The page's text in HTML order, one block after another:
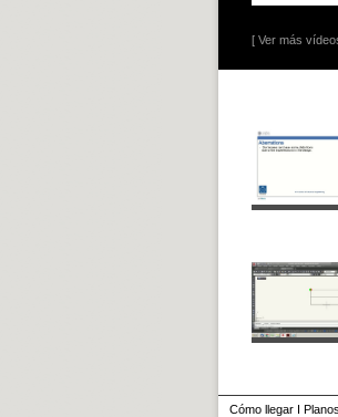
[ Ver más
Cómo llegar I Planos